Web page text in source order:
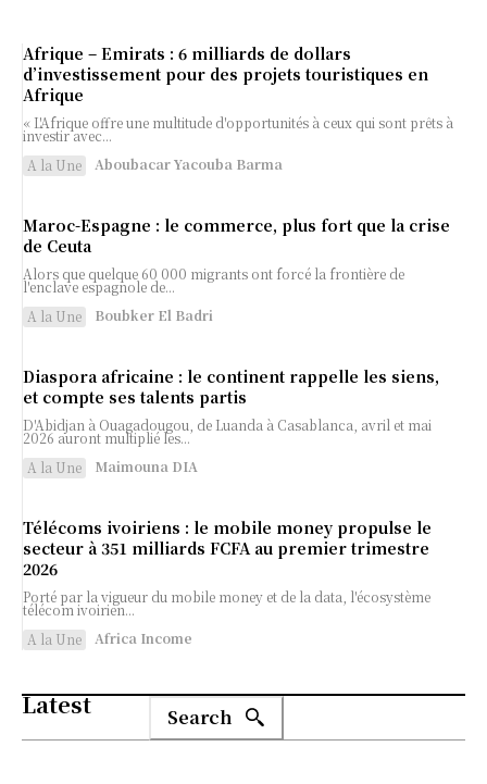
Afrique – Emirats : 6 milliards de dollars
d’investissement pour des projets touristiques en
Afrique
« L'Afrique offre une multitude d'opportunités à ceux qui sont prêts à
investir avec...
A la Une
Aboubacar Yacouba Barma
Maroc-Espagne : le commerce, plus fort que la crise
de Ceuta
Alors que quelque 60 000 migrants ont forcé la frontière de
l'enclave espagnole de...
A la Une
Boubker El Badri
Diaspora africaine : le continent rappelle les siens,
et compte ses talents partis
D'Abidjan à Ouagadougou, de Luanda à Casablanca, avril et mai
2026 auront multiplié les...
A la Une
Maimouna DIA
Télécoms ivoiriens : le mobile money propulse le
secteur à 351 milliards FCFA au premier trimestre
2026
Porté par la vigueur du mobile money et de la data, l'écosystème
télécom ivoirien...
A la Une
Africa Income
Latest Search